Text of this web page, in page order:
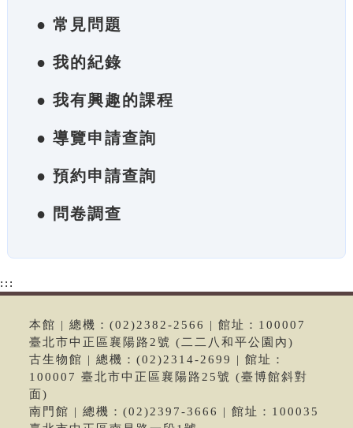
● 常見問題
● 我的紀錄
● 我有興趣的課程
● 導覽申請查詢
● 預約申請查詢
● 問卷調查
:::
本館 | 總機：(02)2382-2566 | 館址：100007
臺北市中正區襄陽路2號 (二二八和平公園內)
古生物館 | 總機：(02)2314-2699 | 館址：
100007 臺北市中正區襄陽路25號 (臺博館斜對
面)
南門館 | 總機：(02)2397-3666 | 館址：100035